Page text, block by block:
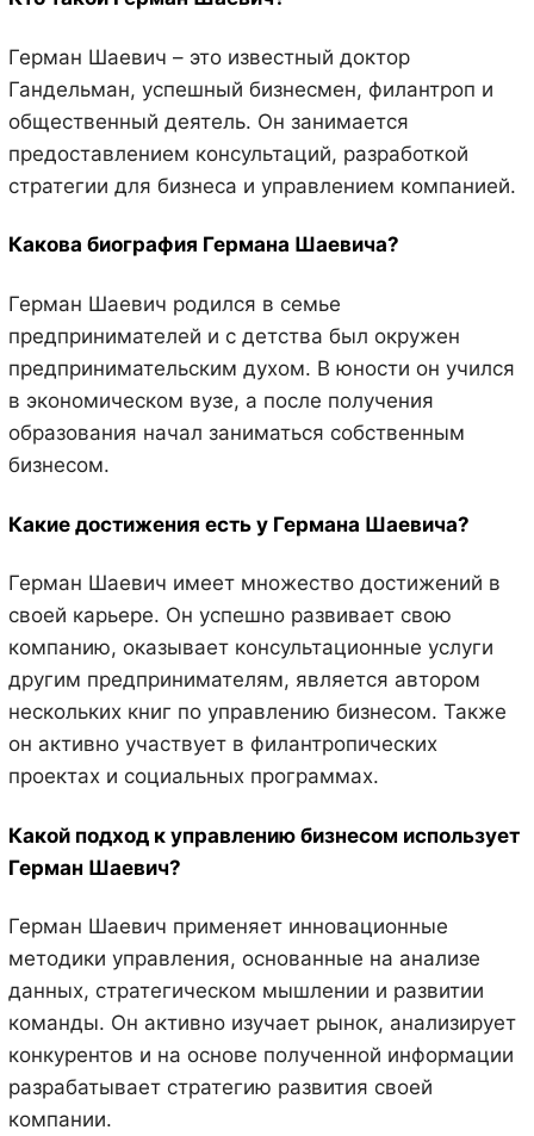
Герман Шаевич – это известный доктор
Гандельман, успешный бизнесмен, филантроп и
общественный деятель. Он занимается
предоставлением консультаций, разработкой
стратегии для бизнеса и управлением компанией.
Какова биография Германа Шаевича?
Герман Шаевич родился в семье
предпринимателей и с детства был окружен
предпринимательским духом. В юности он учился
в экономическом вузе, а после получения
образования начал заниматься собственным
бизнесом.
Какие достижения есть у Германа Шаевича?
Герман Шаевич имеет множество достижений в
своей карьере. Он успешно развивает свою
компанию, оказывает консультационные услуги
другим предпринимателям, является автором
нескольких книг по управлению бизнесом. Также
он активно участвует в филантропических
проектах и социальных программах.
Какой подход к управлению бизнесом использует
Герман Шаевич?
Герман Шаевич применяет инновационные
методики управления, основанные на анализе
данных, стратегическом мышлении и развитии
команды. Он активно изучает рынок, анализирует
конкурентов и на основе полученной информации
разрабатывает стратегию развития своей
компании.